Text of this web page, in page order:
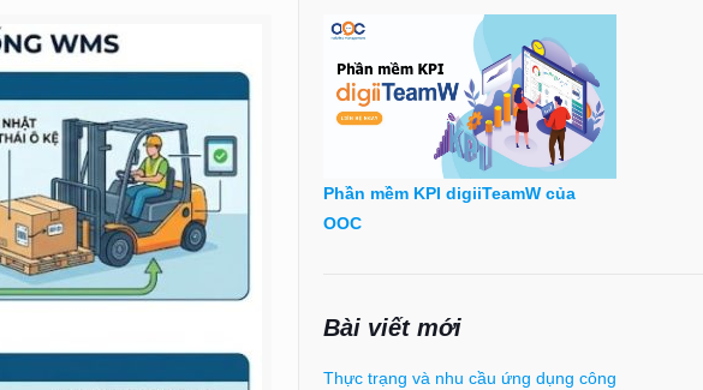
Phần mềm KPI digiiTeamW của
OOC
Bài viết mới
Thực trạng và nhu cầu ứng dụng công